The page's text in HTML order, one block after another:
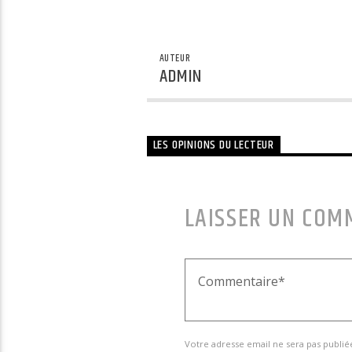
AUTEUR
ADMIN
LES OPINIONS DU LECTEUR
LAISSER UN
Votre adresse email ne sera pas